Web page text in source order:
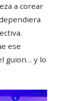
a corear
ese
guion… y lo